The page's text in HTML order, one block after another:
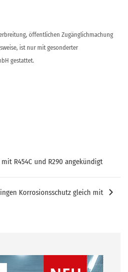
öffentlichen Zugänglichmachung
ist nur mit gesonderter
gestattet.
R454C und R290 angekündigt
Korrosionsschutz gleich mit